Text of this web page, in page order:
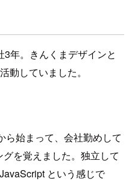
年。きんくまデザインと
動していました。
ら始まって、会社勤めして
を覚えました。独立して
という感じで